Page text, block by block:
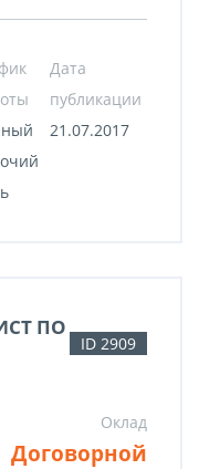
Дата
публикации
21.07.2017
ПО
ID 2909
Оклад
Договорной